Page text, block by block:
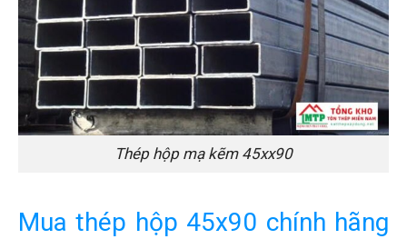
Thép hộp mạ kẽm 45xx90
Mua thép hộp 45x90 chính hãng